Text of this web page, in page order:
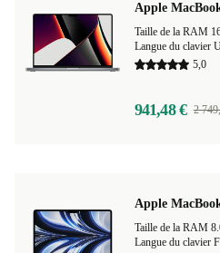
Apple
Taille de la RAM
Langue du clavier
5,0
941,48 € 2
Apple
Taille de la RAM
Langue du clavier